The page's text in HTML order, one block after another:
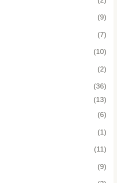
(9)
(7)
(10)
(2)
(36)
(13)
(6)
(1)
(11)
(9)